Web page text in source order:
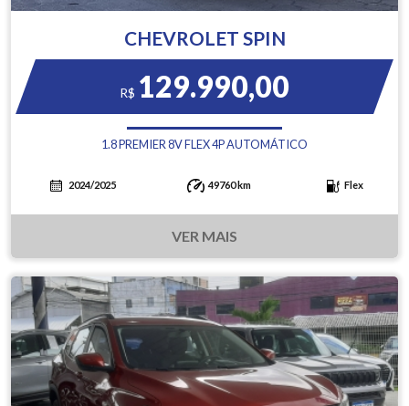
CHEVROLET SPIN
R$ 129.990,00
1.8 PREMIER 8V FLEX 4P AUTOMÁTICO
2024/2025 49760 km Flex
VER MAIS